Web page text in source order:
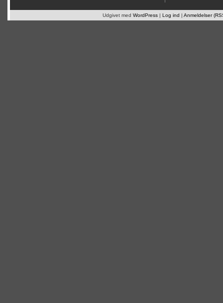
Udgivet med WordPress | Log ind | Anmeldelser